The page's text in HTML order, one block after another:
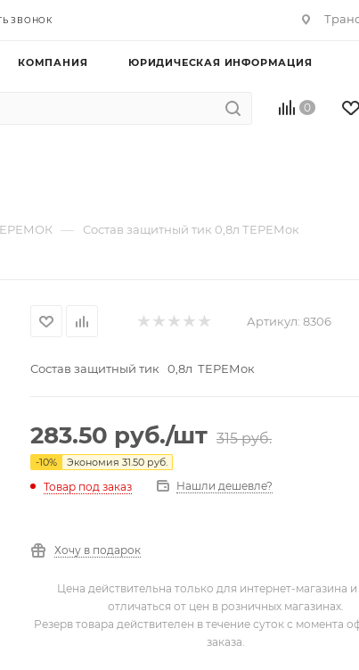
ЗВОНОК
КОМПАНИЯ ЮРИДИЧЕСКАЯ ИНФОРМАЦИЯ
0
— Состав защитный тик 0,8л ТЕРЕМок
Артикул: 8306
Состав защитный тик 0,8л ТЕРЕМок
283.50 руб./шт 315руб.
-10% Экономия 31.50 руб.
Товар под заказ Нашли дешевле?
Хочу в подарок
Цена действительна только для интернет-магазина
отличаться от цен в розничных магазинах.
Резерв товара действителен в течение суток с момента
заказа.